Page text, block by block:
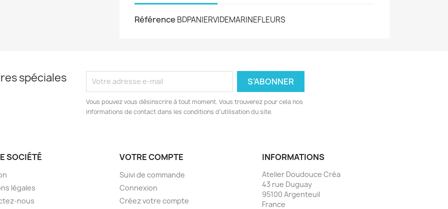
Référence BDPANIERVIDEMARINEFLEURS
spéciales
Vous pouvez vous désinscrire à tout moment. Vous trouverez pour cela nos
informations de contact dans les conditions d'utilisation du site.
SOCIÉTÉ
légales
nous
VOTRE COMPTE
Suivi de commande
Connexion
Créez votre compte
INFORMATIONS
Atelier Doudouce Créa
43 rue Duguay
95100 Argenteuil
France